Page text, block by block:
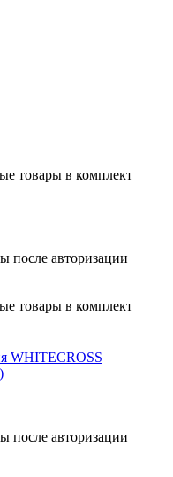
товары в комплект
после авторизации
товары в комплект
WHITECROSS
после авторизации